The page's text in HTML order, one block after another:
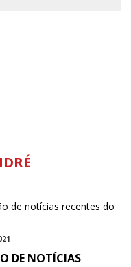
DE NOTÍCIAS